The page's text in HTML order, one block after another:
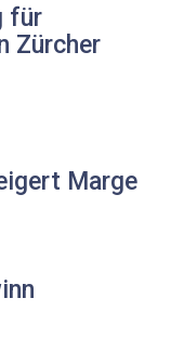
für
Zürcher
Marge